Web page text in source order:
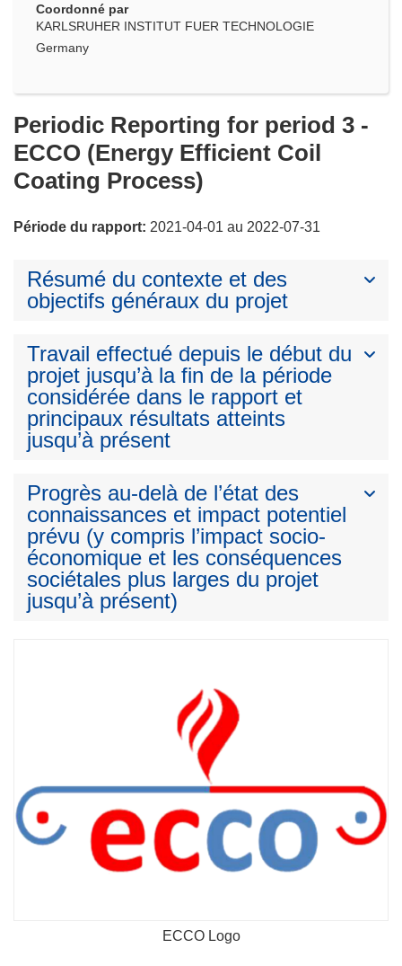
Coordonné par
KARLSRUHER INSTITUT FUER TECHNOLOGIE
Germany
Periodic Reporting for period 3 -
ECCO (Energy Efficient Coil
Coating Process)
Période du rapport: 2021-04-01 au 2022-07-31
Résumé du contexte et des
objectifs généraux du projet
Travail effectué depuis le début du
projet jusqu’à la fin de la période
considérée dans le rapport et
principaux résultats atteints
jusqu’à présent
Progrès au-delà de l’état des
connaissances et impact potentiel
prévu (y compris l’impact socio-
économique et les conséquences
sociétales plus larges du projet
jusqu’à présent)
ECCO Logo